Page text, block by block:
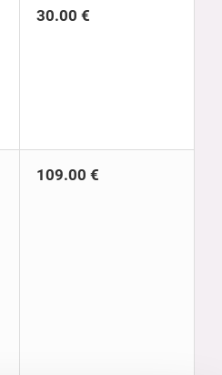
30.00 €
109.00 €